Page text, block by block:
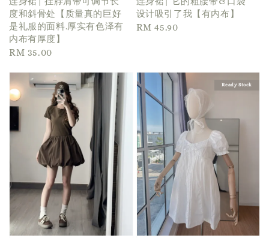
度和斜骨处【质量真的巨好
是礼服的面料.厚实有色泽有
内布有厚度】
Regular
RM 35.00
设计吸引了我【有内布】
Regular
RM 45.90
Ready Stock